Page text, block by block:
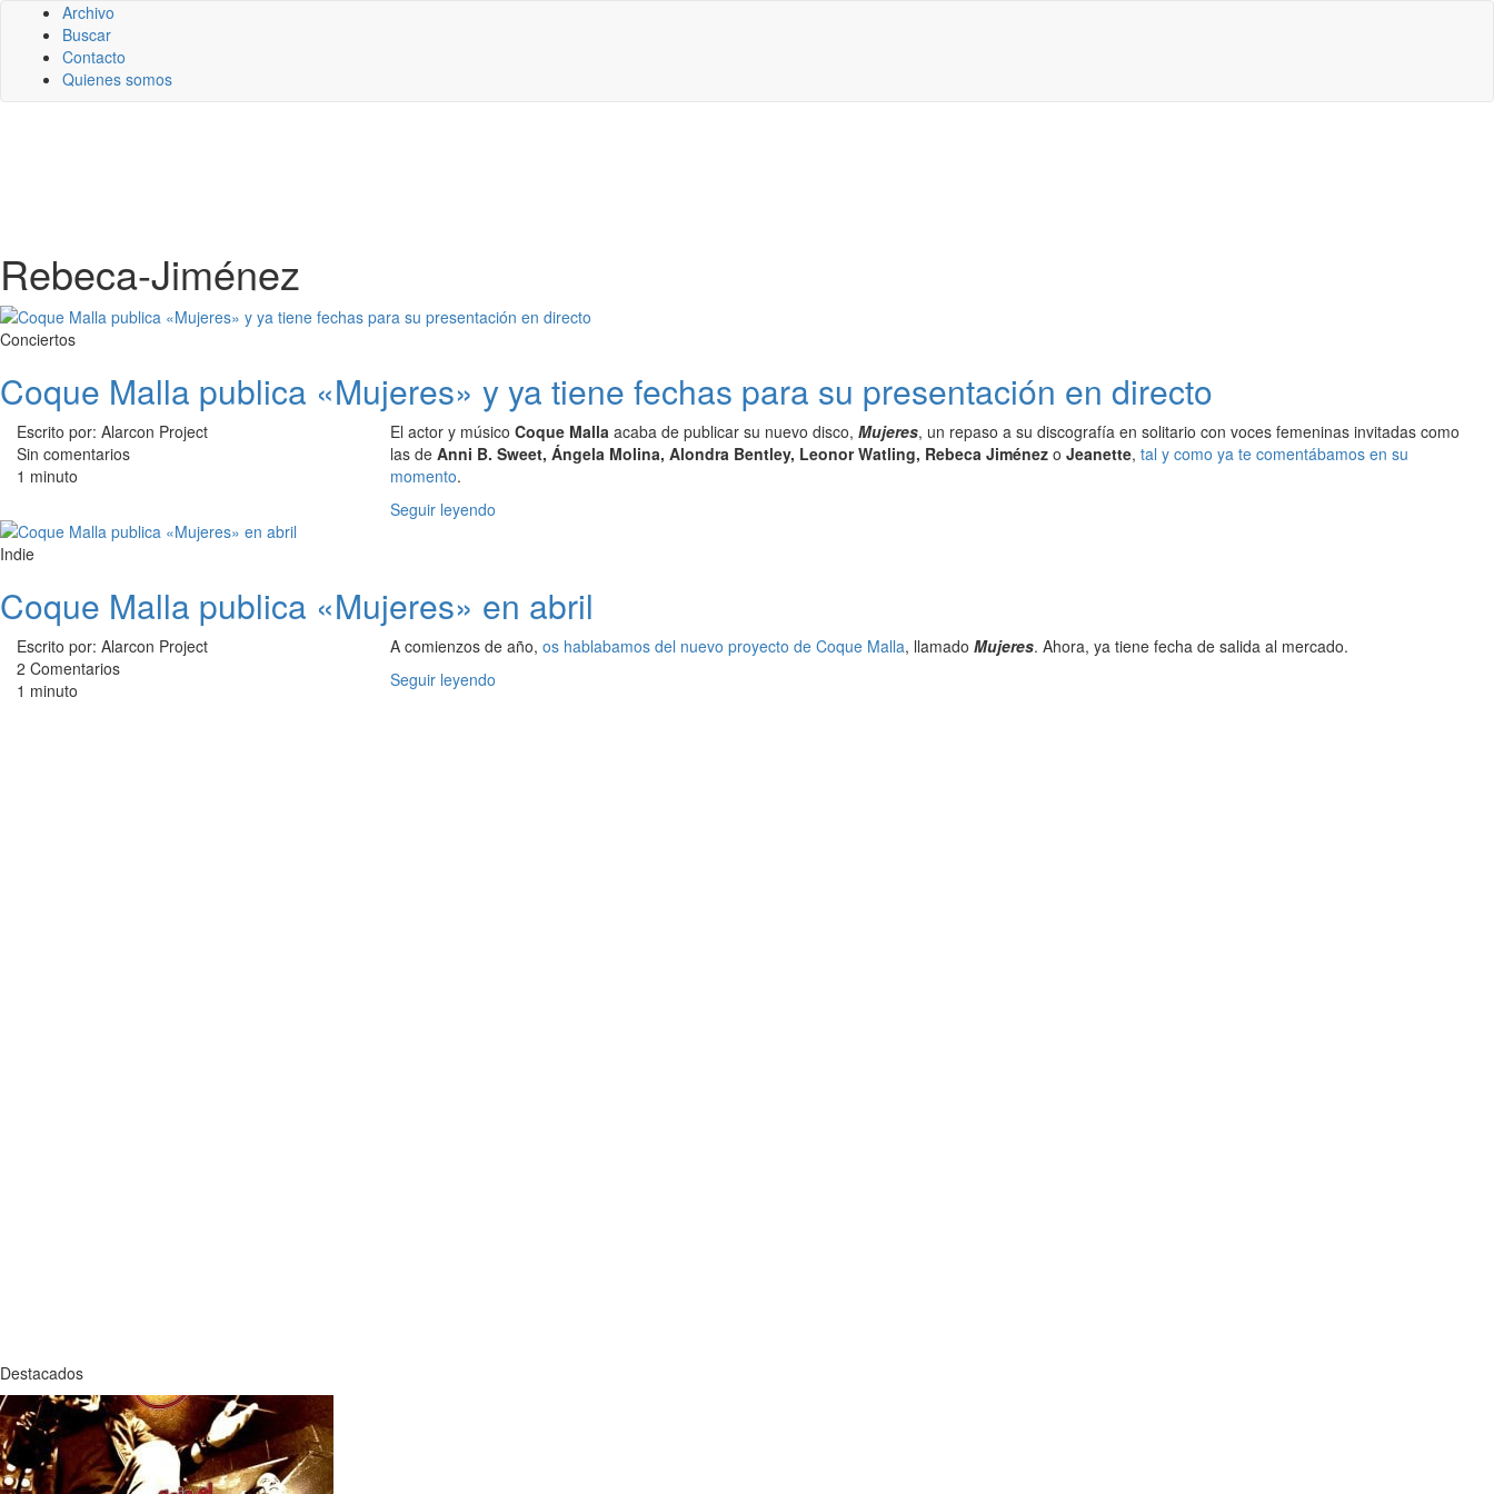
Archivo
Buscar
Contacto
Quienes somos
Rebeca-Jiménez
Conciertos
Coque Malla publica «Mujeres» y ya tiene fechas para su presentación en directo
Escrito por: Alarcon Project
Sin comentarios
1 minuto
El actor y músico Coque Malla acaba de publicar su nuevo disco, Mujeres, un repaso a su discografía en solitario con voces femeninas invitadas como
las de Anni B. Sweet, Ángela Molina, Alondra Bentley, Leonor Watling, Rebeca Jiménez o Jeanette, tal y como ya te comentábamos en su
momento.
Seguir leyendo
Indie
Coque Malla publica «Mujeres» en abril
Escrito por: Alarcon Project
2 Comentarios
1 minuto
A comienzos de año, os hablabamos del nuevo proyecto de Coque Malla, llamado Mujeres. Ahora, ya tiene fecha de salida al mercado.
Seguir leyendo
Destacados